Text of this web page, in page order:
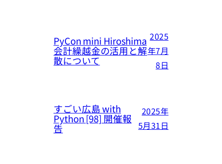
PyCon mini Hiroshima
会計繰越金の活用と解
散について
2025
年7月
8日
すごい広島 with
Python [98] 開催報
告
2025年
5月31日